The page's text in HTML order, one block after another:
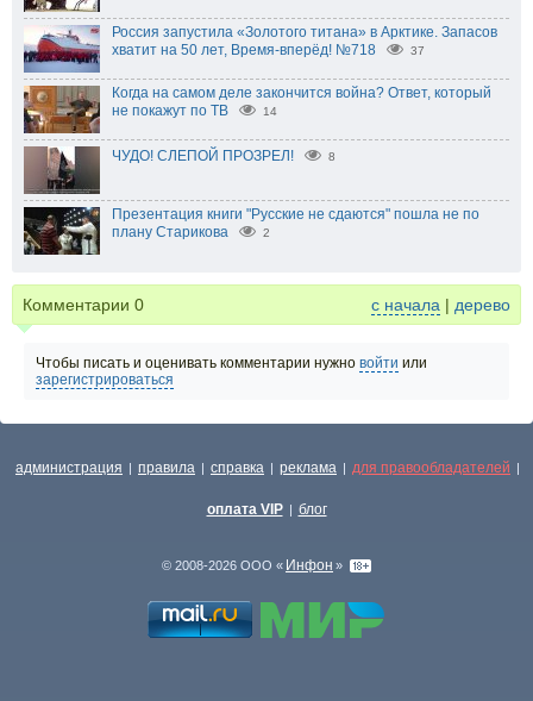
Россия запустила «Золотого титана» в Арктике. Запасов
хватит на 50 лет, Время-вперёд! №718
37
Когда на самом деле закончится война? Ответ, который
не покажут по ТВ
14
ЧУДО! СЛЕПОЙ ПРОЗРЕЛ! 8
Презентация книги "Русские не сдаются" пошла не по
плану Старикова
2
Комментарии 0 с начала | дерево
Чтобы писать и оценивать комментарии нужно войти или
зарегистрироваться
администрация | правила | справка | реклама | для правообладателей |
оплата VIP | блог
© 2008-2026 ООО « Инфон »